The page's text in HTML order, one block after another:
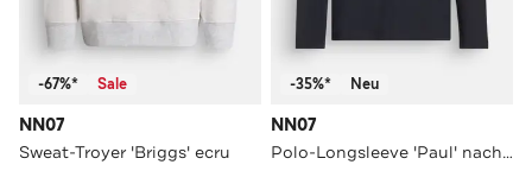
-67%* Sale
NN07
Sweat-Troyer 'Briggs' ecru
-35%* Neu
NN07
Polo-Longsleeve 'Paul' nachtblau